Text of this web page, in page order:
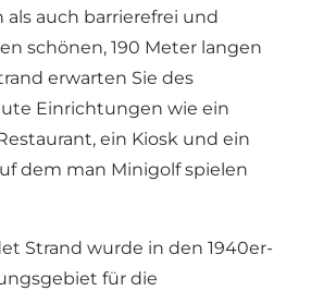
auch barrierefrei und
schönen, 190 Meter langen
erwarten Sie des
Einrichtungen wie ein
ein Kiosk und ein
dem man Minigolf spielen
Strand wurde in den 1940er-
für die